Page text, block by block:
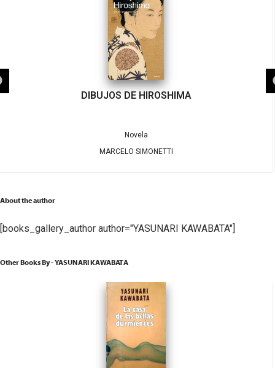
DIBUJOS DE HIROSHIMA
Novela
MARCELO SIMONETTI
About the author
[books_gallery_author author="YASUNARI KAWABATA"]
Other Books By - YASUNARI KAWABATA